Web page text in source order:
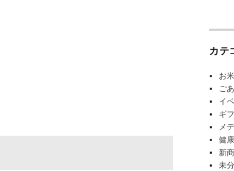
カテ
お
ご
イ
ギ
メ
健
新
未